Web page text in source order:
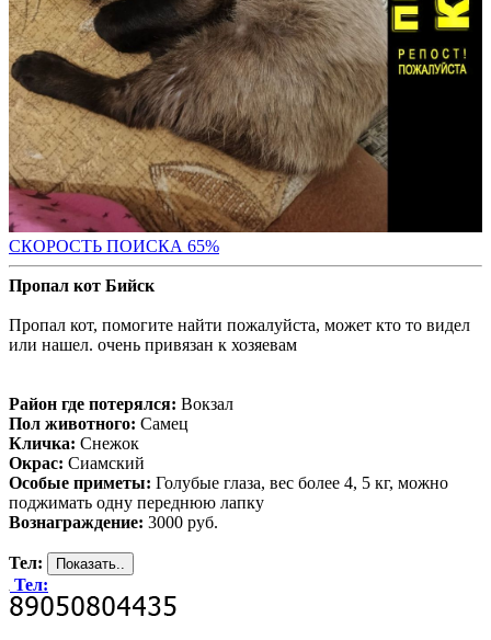
СКОРОСТЬ ПОИСКА 65%
Пропал кот Бийск
Пропал кот, помогите найти пожалуйста, может кто то видел
или нашел. очень привязан к хозяевам
Район где потерялся: Вокзал
Пол животного: Самец
Кличка: Снежок
Окрас: Сиамский
Особые приметы: Голубые глаза, вес более 4, 5 кг, можно
поджимать одну переднюю лапку
Вознаграждение: 3000 руб.
Тел:
Тел: